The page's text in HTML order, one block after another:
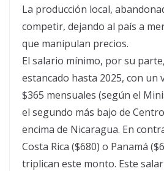
La producción local,
competir, dejando al país a
que manipulan precios.
El salario mínimo, por su
estancado hasta 2025, con un
$365 mensuales (según el
el segundo más bajo de
encima de Nicaragua. En
Costa Rica ($680) o Panamá
triplican este monto. Este